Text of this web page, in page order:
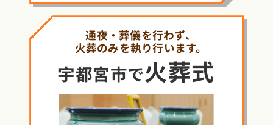
通夜・葬儀を行わず、
火葬のみを執り行います。
宇都宮市で火葬式